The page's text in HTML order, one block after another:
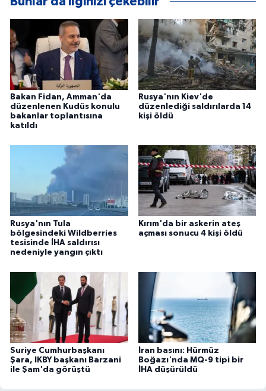
Bakan Fidan, Amman'da
düzenlenen Kudüs konulu
bakanlar toplantısına
katıldı
Rusya'nın Kiev'de
düzenlediği saldırılarda 14
kişi öldü
Rusya'nın Tula
bölgesindeki Wildberries
tesisinde İHA saldırısı
nedeniyle yangın çıktı
Kırım'da bir askerin ateş
açması sonucu 4 kişi öldü
Suriye Cumhurbaşkanı
Şara, IKBY başkanı Barzani
ile Şam'da görüştü
İran basını: Hürmüz
Boğazı'nda MQ-9 tipi bir
İHA düşürüldü